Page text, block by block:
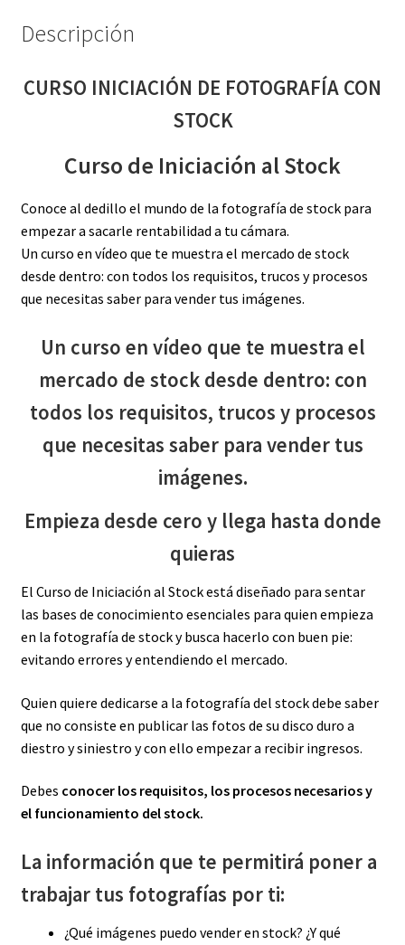
Descripción
CURSO INICIACIÓN DE FOTOGRAFÍA CON
STOCK
Curso de Iniciación al Stock
Conoce al dedillo el mundo de la fotografía de stock para
empezar a sacarle rentabilidad a tu cámara.
Un curso en vídeo que te muestra el mercado de stock
desde dentro: con todos los requisitos, trucos y procesos
que necesitas saber para vender tus imágenes.
Un curso en vídeo que te muestra el
mercado de stock desde dentro: con
todos los requisitos, trucos y procesos
que necesitas saber para vender tus
imágenes.
Empieza desde cero y llega hasta donde
quieras
El Curso de Iniciación al Stock está diseñado para sentar
las bases de conocimiento esenciales para quien empieza
en la fotografía de stock y busca hacerlo con buen pie:
evitando errores y entendiendo el mercado.
Quien quiere dedicarse a la fotografía del stock debe saber
que no consiste en publicar las fotos de su disco duro a
diestro y siniestro y con ello empezar a recibir ingresos.
Debes conocer los requisitos, los procesos necesarios y
el funcionamiento del stock.
La información que te permitirá poner a
trabajar tus fotografías por ti:
¿Qué imágenes puedo vender en stock? ¿Y qué